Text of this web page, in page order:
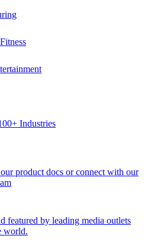
Industries
product docs or connect with our
featured by leading media outlets
world.